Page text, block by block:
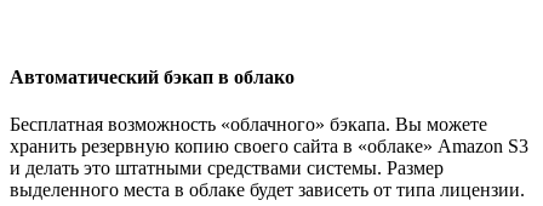
Автоматический бэкап в облако
Бесплатная возможность «облачного» бэкапа. Вы можете
хранить резервную копию своего сайта в «облаке» Amazon S3
и делать это штатными средствами системы. Размер
выделенного места в облаке будет зависеть от типа лицензии.